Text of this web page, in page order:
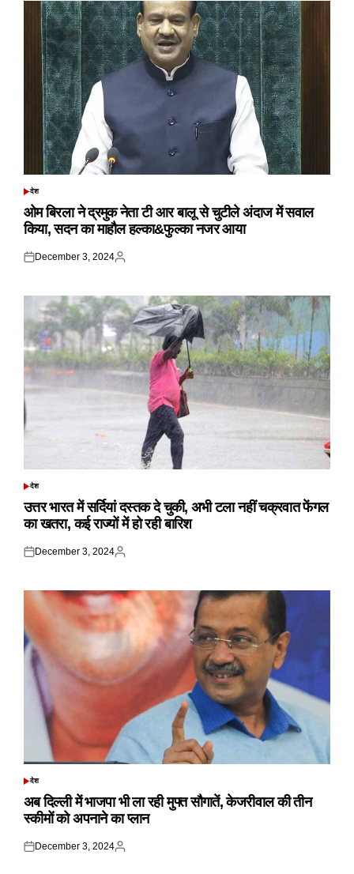
POSTED
देश
ओम बिरला ने द्रमुक नेता टी आर बालू से चुटीले अंदाज में सवाल
किया, सदन का माहौल हल्का&फुल्का नजर आया
Posted
December 3, 2024
Posted
POSTED
देश
उत्तर भारत में सर्दियां दस्तक दे चुकी, अभी टला नहीं चक्रवात फेंगल
का खतरा, कई राज्यों में हो रही बारिश
Posted
December 3, 2024
Posted
POSTED
देश
अब दिल्ली में भाजपा भी ला रही मुफ्त सौगातें, केजरीवाल की तीन
स्कीमों को अपनाने का प्लान
Posted
December 3, 2024
Posted